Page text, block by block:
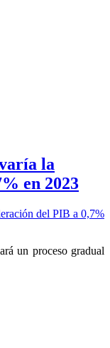
la
en 2023
un proceso gradual